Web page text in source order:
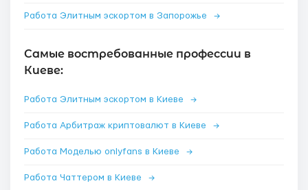
Работа Элитным эскортом в Запорожье →
Самые востребованные профессии в
Киеве:
Работа Элитным эскортом в Киеве →
Работа Арбитраж криптовалют в Киеве →
Работа Моделью onlyfans в Киеве →
Работа Чаттером в Киеве →